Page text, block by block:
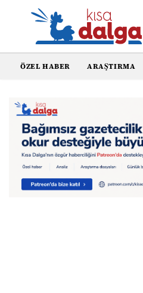
ÖZEL HABER ARAŞTIRMA